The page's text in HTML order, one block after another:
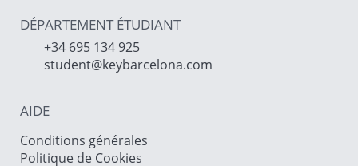
DÉPARTEMENT ÉTUDIANT
+34 695 134 925
student@keybarcelona.com
AIDE
Conditions générales
Politique de Cookies